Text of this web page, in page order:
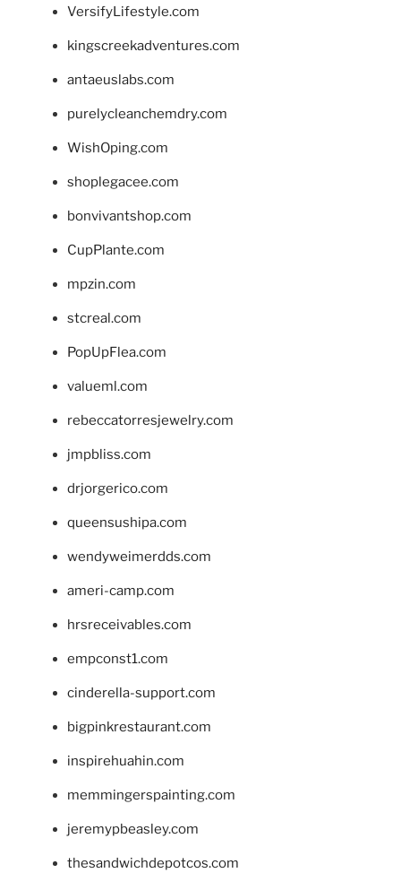
VersifyLifestyle.com
kingscreekadventures.com
antaeuslabs.com
purelycleanchemdry.com
WishOping.com
shoplegacee.com
bonvivantshop.com
CupPlante.com
mpzin.com
stcreal.com
PopUpFlea.com
valueml.com
rebeccatorresjewelry.com
jmpbliss.com
drjorgerico.com
queensushipa.com
wendyweimerdds.com
ameri-camp.com
hrsreceivables.com
empconst1.com
cinderella-support.com
bigpinkrestaurant.com
inspirehuahin.com
memmingerspainting.com
jeremypbeasley.com
thesandwichdepotcos.com